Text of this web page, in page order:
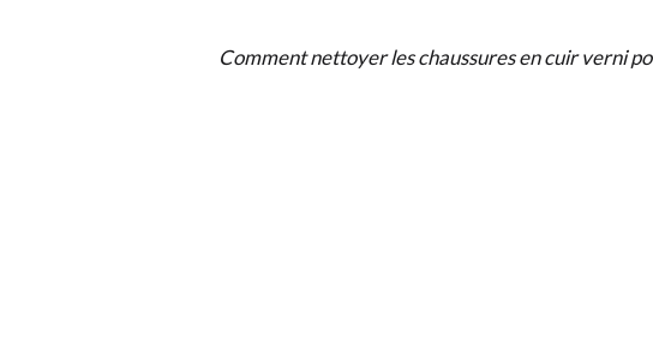
Comment nettoyer les chaussures en cuir verni